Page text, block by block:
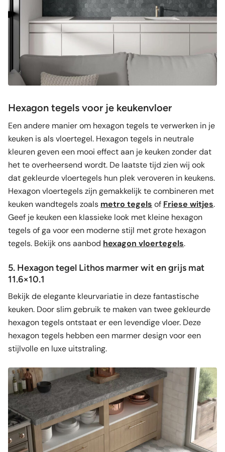
Hexagon tegels voor je keukenvloer
Een andere manier om hexagon tegels te verwerken in je
keuken is als vloertegel. Hexagon tegels in neutrale
kleuren geven een mooi effect aan je keuken zonder dat
het te overheersend wordt. De laatste tijd zien wij ook
dat gekleurde vloertegels hun plek veroveren in keukens.
Hexagon vloertegels zijn gemakkelijk te combineren met
keuken wandtegels zoals metro tegels of Friese witjes.
Geef je keuken een klassieke look met kleine hexagon
tegels of ga voor een moderne stijl met grote hexagon
tegels. Bekijk ons aanbod hexagon vloertegels.
5. Hexagon tegel Lithos marmer wit en grijs mat
11.6×10.1
Bekijk de elegante kleurvariatie in deze fantastische
keuken. Door slim gebruik te maken van twee gekleurde
hexagon tegels ontstaat er een levendige vloer. Deze
hexagon tegels hebben een marmer design voor een
stijlvolle en luxe uitstraling.